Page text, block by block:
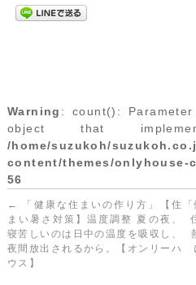
Warning : count():
object that
/home/suzukoh/
content/themes/onlyhouse-
56
←
「健康な住まいの作り方」【住
まい暑さ対策】温度調整 夏の夜、
寝苦しいのは日中の温度を吸収し、
夜間放出されるから。【オンリーハ
ウス】